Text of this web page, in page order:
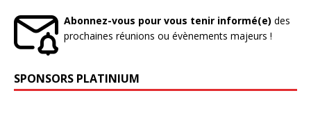
Abonnez-vous pour vous tenir informé(e) des
prochaines réunions ou évènements majeurs !
SPONSORS PLATINIUM